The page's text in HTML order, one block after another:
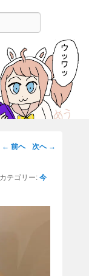
離倉庫
たサイトです。
画
← 前へ 次へ →
カテゴリー: 今